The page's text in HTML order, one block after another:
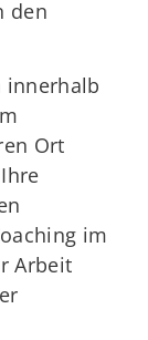
den
innerhalb
Ort
im
Arbeit